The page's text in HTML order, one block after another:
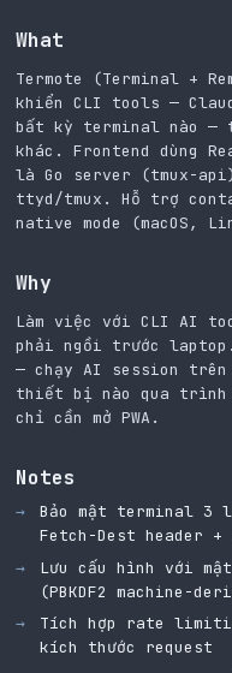
What
Termote (Terminal +
khiển CLI tools —
bất kỳ terminal nào
khác. Frontend dùng
là Go server (tmux-
ttyd/tmux. Hỗ trợ
native mode (macOS,
Why
Làm việc với CLI AI
phải ngồi trước
— chạy AI session
thiết bị nào qua trình
chỉ cần mở PWA.
Notes
Bảo mật terminal 3
Fetch-Dest header
Lưu cấu hình với mật
(PBKDF2 machine-
Tích hợp rate
kích thước request